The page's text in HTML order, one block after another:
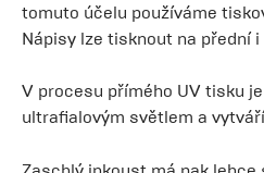
tomuto účelu používáme
Nápisy lze tisknout na přední
V procesu přímého UV tisku
ultrafialovým světlem a